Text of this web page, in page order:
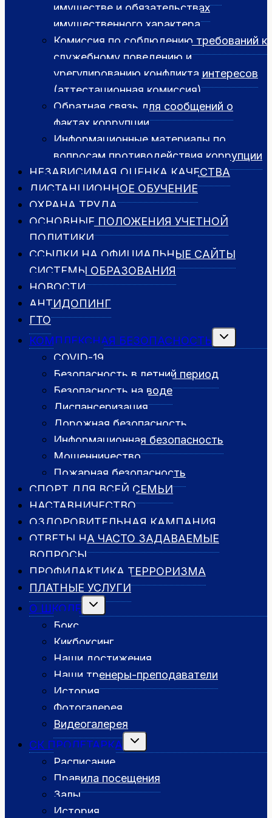
имуществе и обязательствах
имущественного характера
Комиссия по соблюдению требований к
служебному поведению и
урегулированию конфликта интересов
(аттестационная комиссия)
Обратная связь для сообщений о
фактах коррупции
Информационные материалы по
вопросам противодействия коррупции
НЕЗАВИСИМАЯ ОЦЕНКА КАЧЕСТВА
ДИСТАНЦИОННОЕ ОБУЧЕНИЕ
ОХРАНА ТРУДА
ОСНОВНЫЕ ПОЛОЖЕНИЯ УЧЕТНОЙ
ПОЛИТИКИ
ССЫЛКИ НА ОФИЦИАЛЬНЫЕ САЙТЫ
СИСТЕМЫ ОБРАЗОВАНИЯ
НОВОСТИ
АНТИДОПИНГ
ГТО
КОМПЛЕКСНАЯ БЕЗОПАСНОСТЬ
Переключить
меню
COVID-19
Безопасность в летний период
Безопасность на воде
Диспансеризация
Дорожная безопасность
Информационная безопасность
Мошенничество
Пожарная безопасность
СПОРТ ДЛЯ ВСЕЙ СЕМЬИ
НАСТАВНИЧЕСТВО
ОЗДОРОВИТЕЛЬНАЯ КАМПАНИЯ
ОТВЕТЫ НА ЧАСТО ЗАДАВАЕМЫЕ
ВОПРОСЫ
ПРОФИЛАКТИКА ТЕРРОРИЗМА
ПЛАТНЫЕ УСЛУГИ
О ШКОЛЕ
Переключить
меню
Бокс
Кикбоксинг
Наши достижения
Наши тренеры-преподаватели
История
Фотогалерея
Видеогалерея
СК ПРОЛЕТАРКА
Переключить
меню
Расписание
Правила посещения
Залы
История